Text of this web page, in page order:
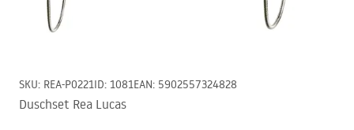
SKU: REA-P0221ID: 1081EAN: 5902557324828
Duschset Rea Lucas